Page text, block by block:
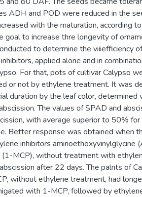
ADH and POD were reduced in the
with the maturation, according
goal to increase thre longevity of
to determine the viiiefficiency
applied alone and in
For that, pots of cultivar Calypso
or not by ethylene treatment. It was
duration by the leaf color, determined
The values of SPAD and
with average superior to 50%
Better response was obtained when
inhibitors aminoethoxyvinylglycine
MCP), without treatment with
after 22 days. The palnts of
without ethylene treatment, had
with 1-MCP, followed by